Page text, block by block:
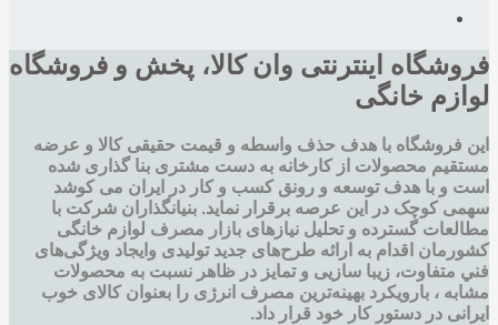
فروشگاه اینترنتی وان کالا، پخش و فروشگاه
لوازم خانگی
این فروشگاه با هدف حذف واسطه و قیمت حقیقی کالا و عرضه
مستقیم محصولات از کارخانه به دست مشتری بنا گذاری شده
است و با هدف توسعه و رونق کسب و کار در ایران می کوشد
سهمی کوچک در این عرصه برقرار نماید. بنیانگذاران شرکت با
مطالعات گسترده و تحليل نيازهای بازار مصرف لوازم خانگی
کشورمان اقدام به ارائه طرح‌های جديد تولیدی وایجاد ويژگی‌های
فني متفاوت، زيبا سازيی و تمايز در ظاهر نسبت به محصولات
مشابه ، بارویکرد بهینه‌ترین مصرف انرژی را بعنوان کالای خوب
ایرانی در دستور کار خود قرار داد.